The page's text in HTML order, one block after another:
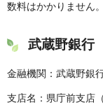
数料はかかりません。
武蔵野銀行
金融機関：武蔵野銀
支店名：県庁前支店